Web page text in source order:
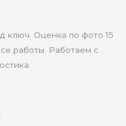
ключ. Оценка по фото 15
работы. Работаем с